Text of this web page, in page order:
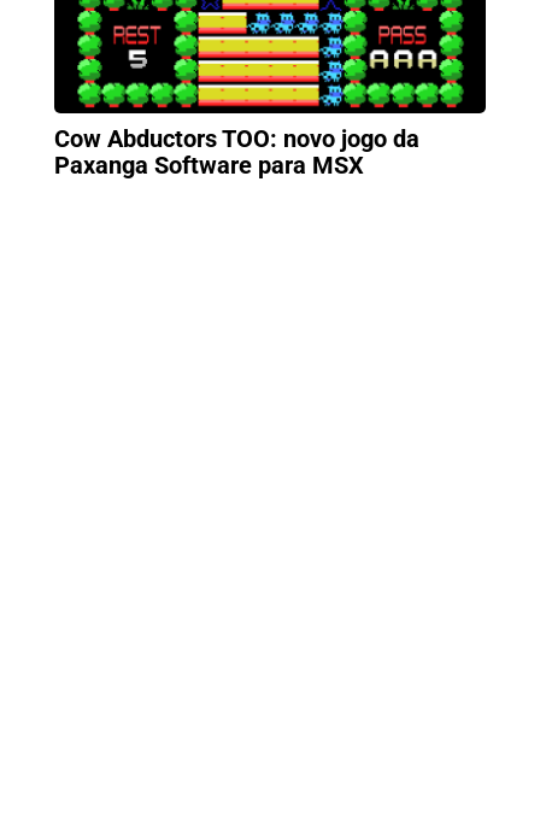
Cow Abductors TOO: novo jogo da
Paxanga Software para MSX